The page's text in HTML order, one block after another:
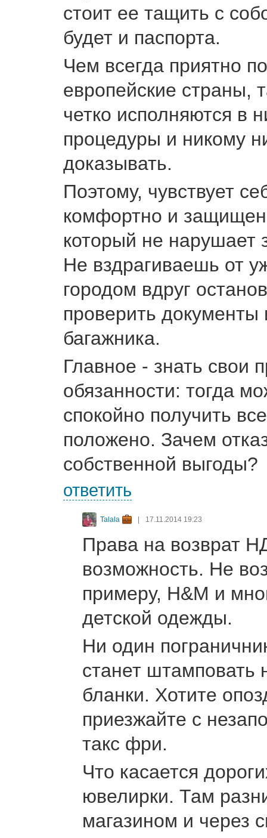
стоит ее тащить с
будет и паспорта.
Чем всегда приятно
европейские страны,
четко исполняются в
процедуры и никому
доказывать.
Поэтому, чувствует
комфортно и
который не нарушает
Не вздрагиваешь от
городом вдруг
проверить
багажника.
Главное - знать свои
обязанности: тогда
спокойно получить
положено. Зачем
собственной выгоды?
ответить
Talala 17.11.2014 19:23
Права на возврат
возможность. Не
примеру, H&M и
детской одежды.
Ни один
станет штамповать
бланки. Хотите
приезжайте с
такс фри.
Что касается
ювелирки. Там
магазином и через